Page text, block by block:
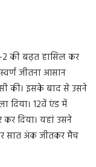
की बढ़त हासिल कर
जीतना आसान
की। इसके बाद से उसने
दिया। 12वें एंड में
दिया। यहां उसने
सात अंक जीतकर मैच